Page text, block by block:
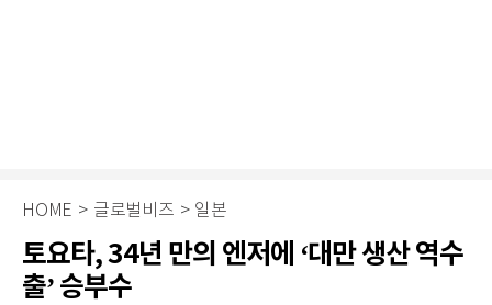
HOME > 글로벌비즈 > 일본
토요타, 34년 만의 엔저에 ‘대만 생산 역수
출’ 승부수